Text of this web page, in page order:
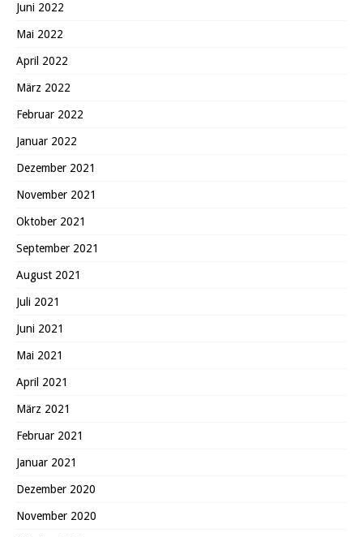
Juni 2022
Mai 2022
April 2022
März 2022
Februar 2022
Januar 2022
Dezember 2021
November 2021
Oktober 2021
September 2021
August 2021
Juli 2021
Juni 2021
Mai 2021
April 2021
März 2021
Februar 2021
Januar 2021
Dezember 2020
November 2020